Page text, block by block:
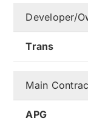
Kontak
Karir
Developer/
Trans
Main
APG